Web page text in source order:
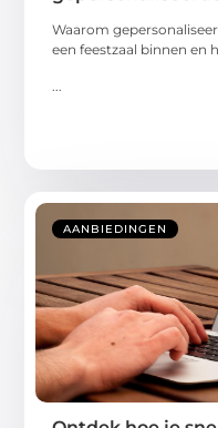
Waarom
een feestzaal binnen en
AANBIEDINGEN